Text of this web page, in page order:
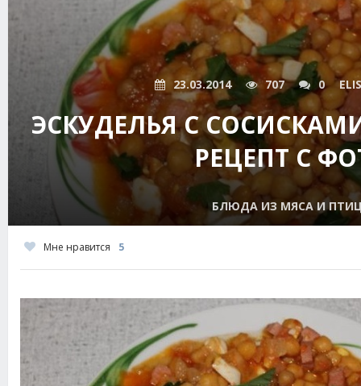
23.03.2014 707 0
ЭСКУДЕЛЬЯ С
РЕЦЕПТ С
БЛЮДА ИЗ МЯСА И
Мне нравится 5